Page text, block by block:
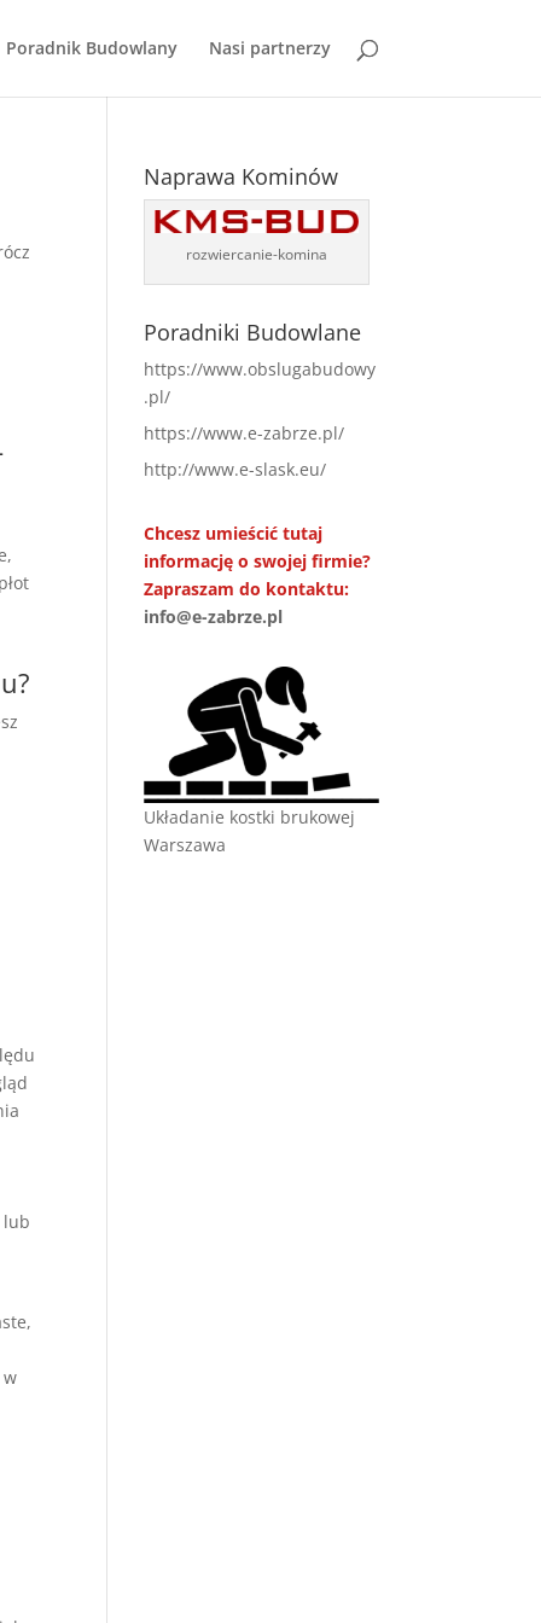
Poradnik Budowlany Nasi partnerzy
lub
Naprawa Kominów
rozwiercanie-komina
Poradniki Budowlane
https://www.obslugabudowy
.pl/
https://www.e-zabrze.pl/
http://www.e-slask.eu/
Chcesz umieścić tutaj
informację o swojej firmie?
Zapraszam do kontaktu:
info@e-zabrze.pl
Układanie kostki brukowej
Warszawa